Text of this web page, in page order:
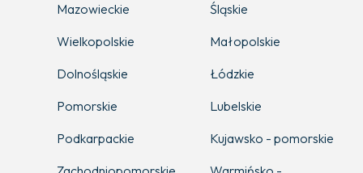
Mazowieckie
Śląskie
Wielkopolskie
Małopolskie
Dolnośląskie
Łódzkie
Pomorskie
Lubelskie
Podkarpackie
Kujawsko - pomorskie